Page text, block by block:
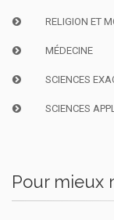
RELIGION ET
MÉDECINE
SCIENCES
SCIENCES
Pour mieux